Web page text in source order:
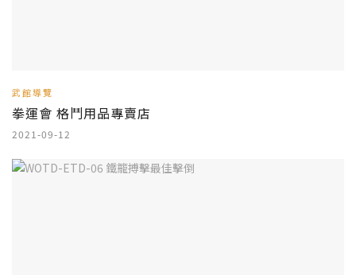
武館導覽
拳運會 格鬥用品專賣店
2021-09-12